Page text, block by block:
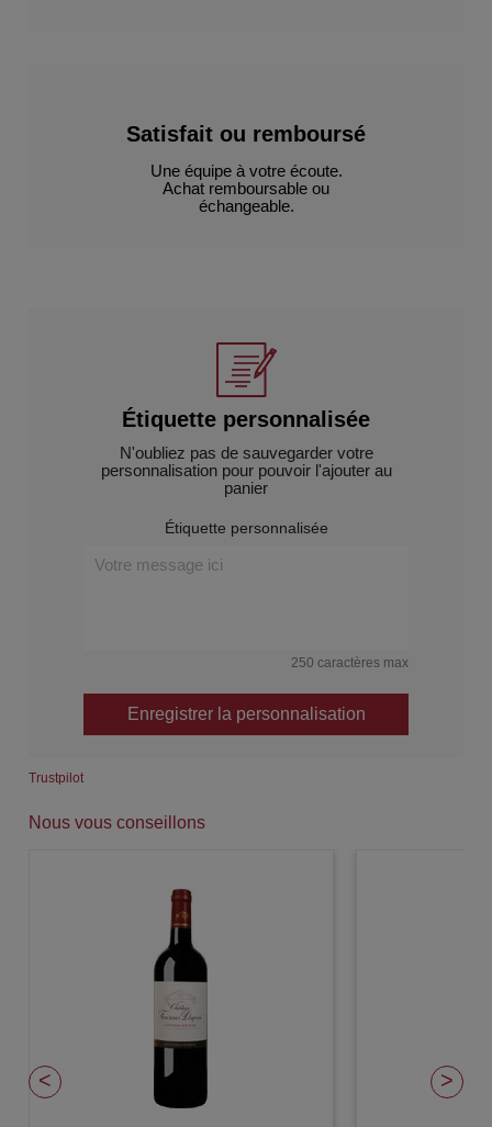
Satisfait ou remboursé
Une équipe à votre écoute.
Achat remboursable ou
échangeable.
Étiquette personnalisée
N'oubliez pas de sauvegarder votre
personnalisation pour pouvoir l'ajouter au
panier
Étiquette personnalisée
250 caractères max
Enregistrer la personnalisation
Trustpilot
Nous vous conseillons